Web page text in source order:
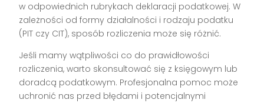
w odpowiednich rubrykach deklaracji podatkowej. W
zależności od formy działalności i rodzaju podatku
(PIT czy CIT), sposób rozliczenia może się różnić.
Jeśli mamy wątpliwości co do prawidłowości
rozliczenia, warto skonsultować się z księgowym lub
doradcą podatkowym. Profesjonalna pomoc może
uchronić nas przed błędami i potencjalnymi